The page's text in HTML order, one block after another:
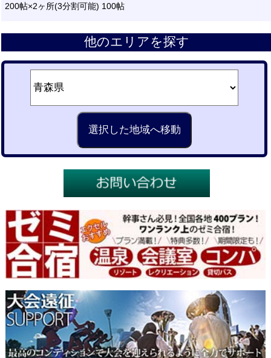
200帖×2ヶ所(3分割可能) 100帖
他のエリアを探す